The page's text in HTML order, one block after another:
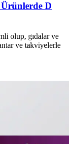
D
olup, gıdalar ve
ve takviyelerle